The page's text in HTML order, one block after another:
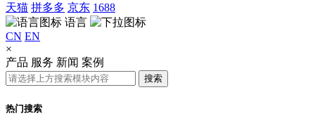
天猫 拼多多 京东 1688
语言
CN EN
×
产品 服务 新闻 案例
搜索
热门搜索